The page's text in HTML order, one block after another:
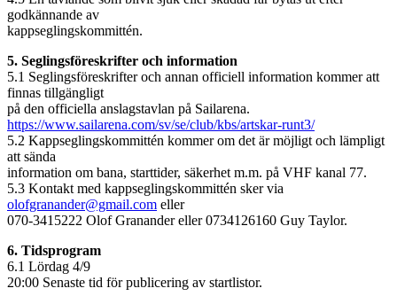
godkännande av
kappseglingskommittén.
5. Seglingsföreskrifter och information
5.1 Seglingsföreskrifter och annan officiell information kommer att
finnas tillgängligt
på den officiella anslagstavlan på Sailarena.
https://www.sailarena.com/sv/se/club/kbs/artskar-runt3/
5.2 Kappseglingskommittén kommer om det är möjligt och lämpligt
att sända
information om bana, starttider, säkerhet m.m. på VHF kanal 77.
5.3 Kontakt med kappseglingskommittén sker via
olofgranander@gmail.com eller
070-3415222 Olof Granander eller 0734126160 Guy Taylor.
6. Tidsprogram
6.1 Lördag 4/9
20:00 Senaste tid för publicering av startlistor.